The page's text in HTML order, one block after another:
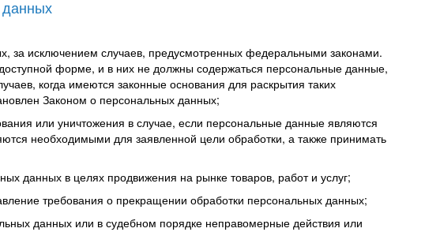
данных
за исключением случаев, предусмотренных федеральными законами.
форме, и в них не должны содержаться персональные данные,
когда имеются законные основания для раскрытия таких
Законом о персональных данных;
или уничтожения в случае, если персональные данные являются
необходимыми для заявленной цели обработки, а также принимать
данных в целях продвижения на рынке товаров, работ и услуг;
требования о прекращении обработки персональных данных;
данных или в судебном порядке неправомерные действия или